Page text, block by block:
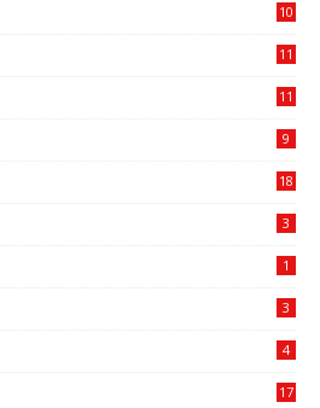
10
11
11
9
18
3
1
3
4
17